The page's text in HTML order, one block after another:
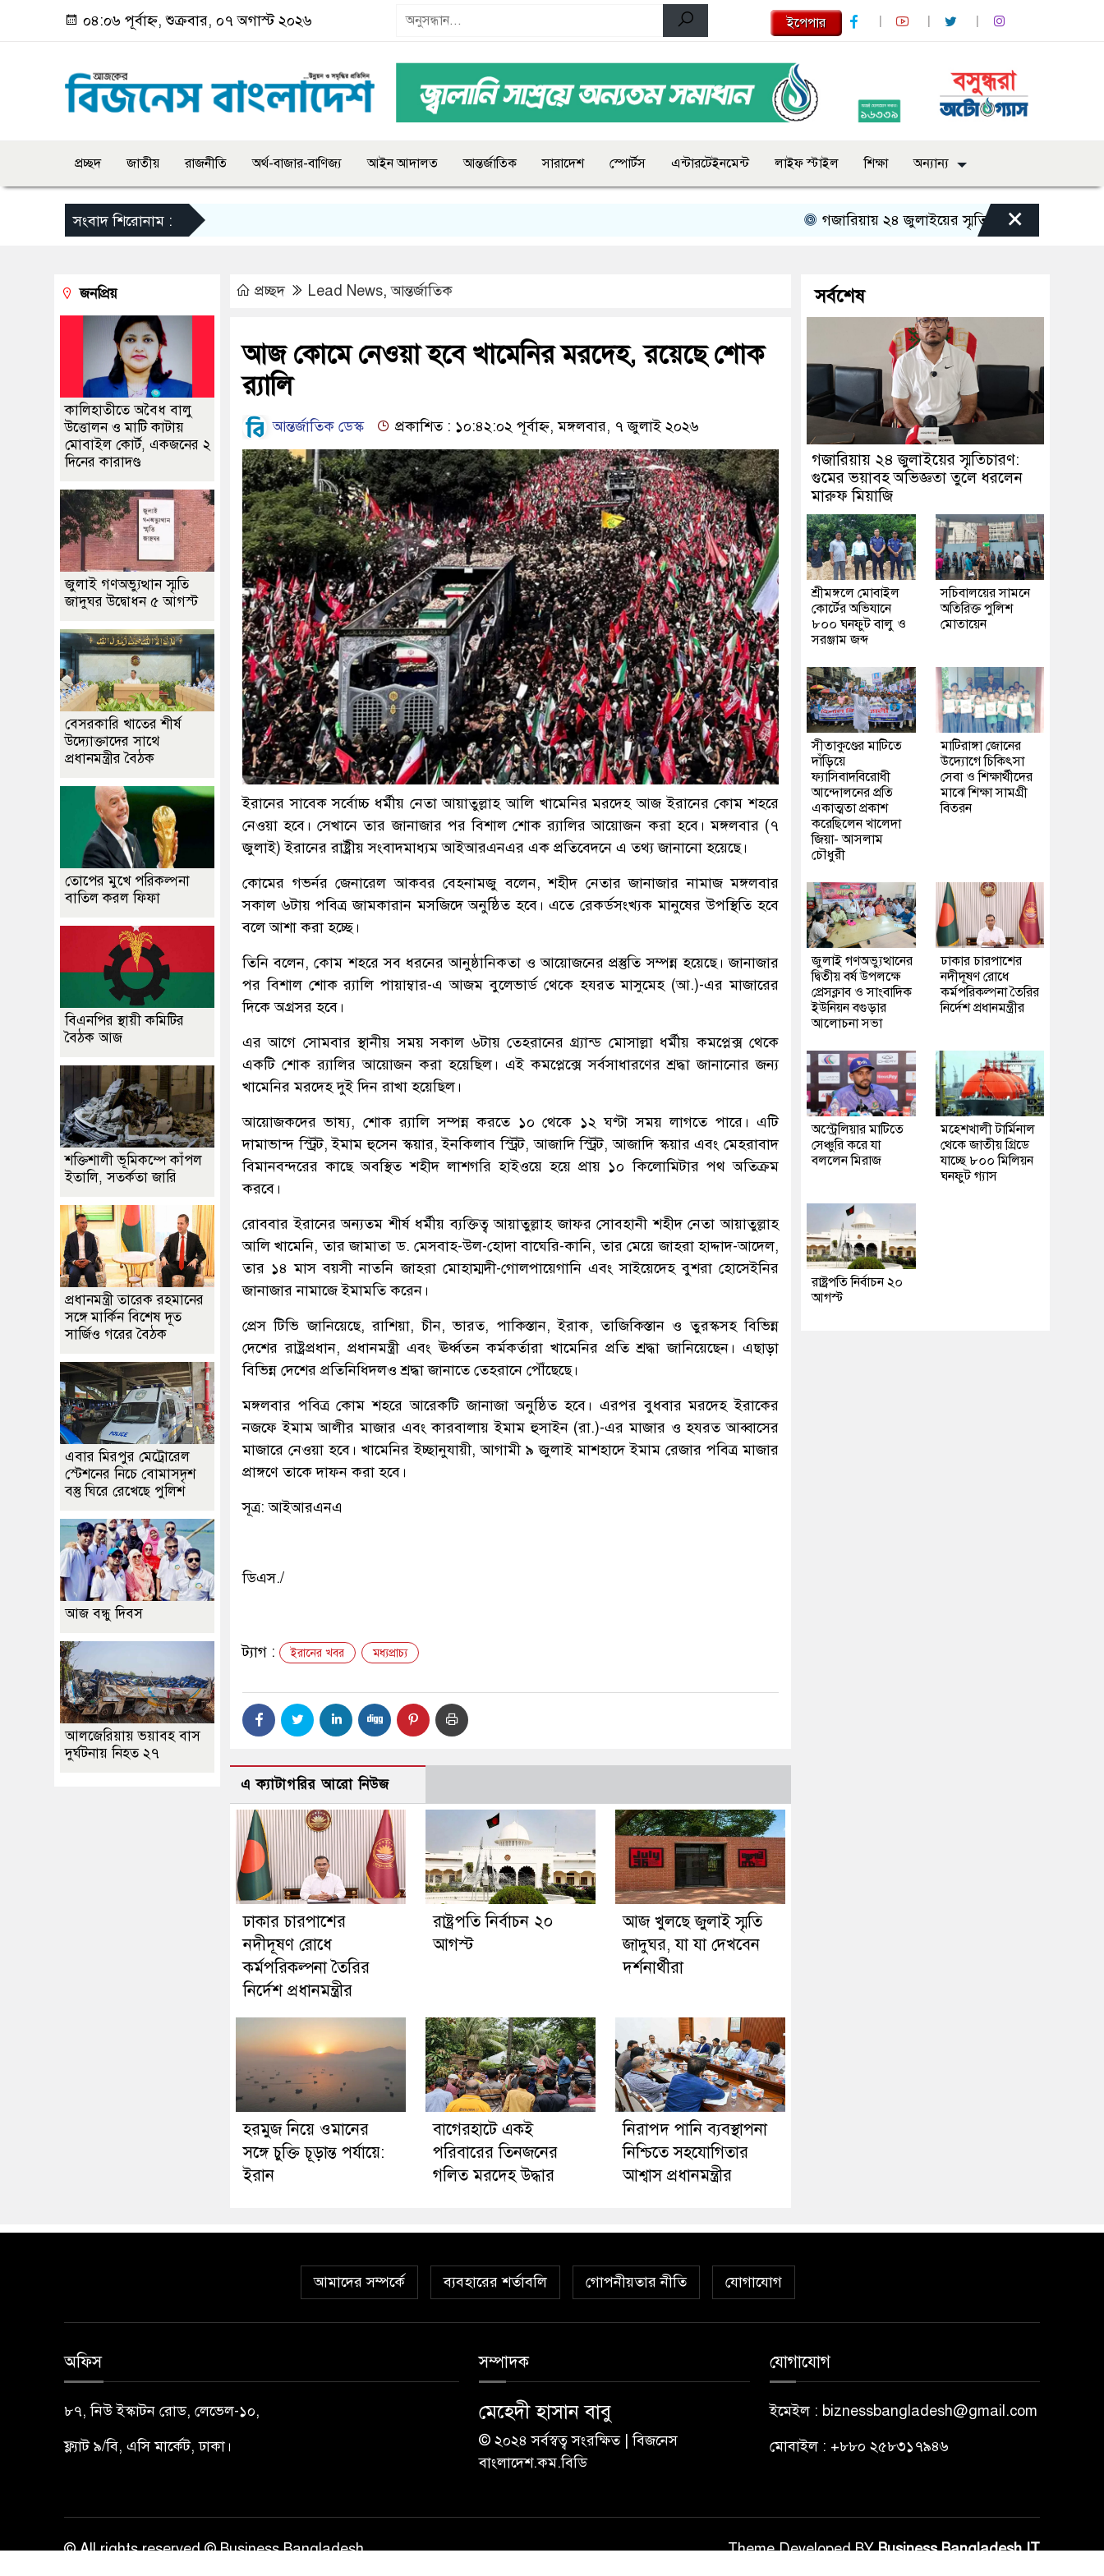
০৪:০৬ পূর্বাহ্ন, শুক্রবার, ০৭ অগাস্ট ২০২৬ ইপেপার
প্রচ্ছদ জাতীয় রাজনীতি অর্থ-বাজার-বাণিজ্য আইন আদালত আন্তর্জাতিক সারাদেশ স্পোর্টস এন্টারটেইনমেন্ট লাইফ স্টাইল শিক্ষা অন্যান্য
সংবাদ শিরোনাম : গজারিয়ায় ২৪ জুলাইয়ের স্মৃতিচারণ: গুমের ভয়াবহ
×
প্রচ্ছদ Lead News,আন্তর্জাতিক
আজ কোমে নেওয়া হবে খামেনির মরদেহ, রয়েছে শোক
র‍্যালি
আন্তর্জাতিক ডেস্ক প্রকাশিত : ১০:৪২:০২ পূর্বাহ্ন, মঙ্গলবার, ৭ জুলাই ২০২৬
ইরানের সাবেক সর্বোচ্চ ধর্মীয় নেতা আয়াতুল্লাহ আলি খামেনির মরদেহ আজ ইরানের কোম শহরে
নেওয়া হবে। সেখানে তার জানাজার পর বিশাল শোক র‍্যালির আয়োজন করা হবে। মঙ্গলবার (৭
জুলাই) ইরানের রাষ্ট্রীয় সংবাদমাধ্যম আইআরএনএর এক প্রতিবেদনে এ তথ্য জানানো হয়েছে।
কোমের গভর্নর জেনারেল আকবর বেহনামজু বলেন, শহীদ নেতার জানাজার নামাজ মঙ্গলবার
সকাল ৬টায় পবিত্র জামকারান মসজিদে অনুষ্ঠিত হবে। এতে রেকর্ডসংখ্যক মানুষের উপস্থিতি হবে
বলে আশা করা হচ্ছে।
তিনি বলেন, কোম শহরে সব ধরনের আনুষ্ঠানিকতা ও আয়োজনের প্রস্তুতি সম্পন্ন হয়েছে। জানাজার
পর বিশাল শোক র‍্যালি পায়াম্বার-এ আজম বুলেভার্ড থেকে হযরত মাসুমেহ (আ.)-এর মাজারের
দিকে অগ্রসর হবে।
এর আগে সোমবার স্থানীয় সময় সকাল ৬টায় তেহরানের গ্র্যান্ড মোসাল্লা ধর্মীয় কমপ্লেক্স থেকে
একটি শোক র‍্যালির আয়োজন করা হয়েছিল। এই কমপ্লেক্সে সর্বসাধারণের শ্রদ্ধা জানানোর জন্য
খামেনির মরদেহ দুই দিন রাখা হয়েছিল।
আয়োজকদের ভাষ্য, শোক র‍্যালি সম্পন্ন করতে ১০ থেকে ১২ ঘণ্টা সময় লাগতে পারে। এটি
দামাভান্দ স্ট্রিট, ইমাম হুসেন স্কয়ার, ইনকিলাব স্ট্রিট, আজাদি স্ট্রিট, আজাদি স্কয়ার এবং মেহরাবাদ
বিমানবন্দরের কাছে অবস্থিত শহীদ লাশগরি হাইওয়ে হয়ে প্রায় ১০ কিলোমিটার পথ অতিক্রম
করবে।
রোববার ইরানের অন্যতম শীর্ষ ধর্মীয় ব্যক্তিত্ব আয়াতুল্লাহ জাফর সোবহানী শহীদ নেতা আয়াতুল্লাহ
আলি খামেনি, তার জামাতা ড. মেসবাহ-উল-হোদা বাঘেরি-কানি, তার মেয়ে জাহরা হাদ্দাদ-আদেল,
তার ১৪ মাস বয়সী নাতনি জাহরা মোহাম্মদী-গোলপায়েগানি এবং সাইয়েদেহ বুশরা হোসেইনির
জানাজার নামাজে ইমামতি করেন।
প্রেস টিভি জানিয়েছে, রাশিয়া, চীন, ভারত, পাকিস্তান, ইরাক, তাজিকিস্তান ও তুরস্কসহ বিভিন্ন
দেশের রাষ্ট্রপ্রধান, প্রধানমন্ত্রী এবং ঊর্ধ্বতন কর্মকর্তারা খামেনির প্রতি শ্রদ্ধা জানিয়েছেন। এছাড়া
বিভিন্ন দেশের প্রতিনিধিদলও শ্রদ্ধা জানাতে তেহরানে পৌঁছেছে।
মঙ্গলবার পবিত্র কোম শহরে আরেকটি জানাজা অনুষ্ঠিত হবে। এরপর বুধবার মরদেহ ইরাকের
নজফে ইমাম আলীর মাজার এবং কারবালায় ইমাম হুসাইন (রা.)-এর মাজার ও হযরত আব্বাসের
মাজারে নেওয়া হবে। খামেনির ইচ্ছানুযায়ী, আগামী ৯ জুলাই মাশহাদে ইমাম রেজার পবিত্র মাজার
প্রাঙ্গণে তাকে দাফন করা হবে।
সূত্র: আইআরএনএ
ডিএস./
ট্যাগ : ইরানের খবর মধ্যপ্রাচ্য
এ ক্যাটাগরির আরো নিউজ
ঢাকার চারপাশের
নদীদূষণ রোধে
কর্মপরিকল্পনা তৈরির
নির্দেশ প্রধানমন্ত্রীর
রাষ্ট্রপতি নির্বাচন ২০
আগস্ট
আজ খুলছে জুলাই স্মৃতি
জাদুঘর, যা যা দেখবেন
দর্শনার্থীরা
হরমুজ নিয়ে ওমানের
সঙ্গে চুক্তি চূড়ান্ত পর্যায়ে:
ইরান
‎বাগেরহাটে একই
পরিবারের তিনজনের
গলিত মরদেহ উদ্ধার
নিরাপদ পানি ব্যবস্থাপনা
নিশ্চিতে সহযোগিতার
আশ্বাস প্রধানমন্ত্রীর
জনপ্রিয়
কালিহাতীতে অবৈধ বালু
উত্তোলন ও মাটি কাটায়
মোবাইল কোর্ট, একজনের ২
দিনের কারাদণ্ড
জুলাই গণঅভ্যুত্থান স্মৃতি
জাদুঘর উদ্বোধন ৫ আগস্ট
বেসরকারি খাতের শীর্ষ
উদ্যোক্তাদের সাথে
প্রধানমন্ত্রীর বৈঠক
তোপের মুখে পরিকল্পনা
বাতিল করল ফিফা
বিএনপির স্থায়ী কমিটির
বৈঠক আজ
শক্তিশালী ভূমিকম্পে কাঁপল
ইতালি, সতর্কতা জারি
প্রধানমন্ত্রী তারেক রহমানের
সঙ্গে মার্কিন বিশেষ দূত
সার্জিও গরের বৈঠক
এবার মিরপুর মেট্রোরেল
স্টেশনের নিচে বোমাসদৃশ
বস্তু ঘিরে রেখেছে পুলিশ
আজ বন্ধু দিবস
আলজেরিয়ায় ভয়াবহ বাস
দুর্ঘটনায় নিহত ২৭
সর্বশেষ
গজারিয়ায় ২৪ জুলাইয়ের স্মৃতিচারণ:
গুমের ভয়াবহ অভিজ্ঞতা তুলে ধরলেন
মারুফ মিয়াজি
শ্রীমঙ্গলে মোবাইল
কোর্টের অভিযানে
৮০০ ঘনফুট বালু ও
সরঞ্জাম জব্দ
সচিবালয়ের সামনে
অতিরিক্ত পুলিশ
মোতায়েন
সীতাকুণ্ডের মাটিতে
দাঁড়িয়ে
ফ্যাসিবাদবিরোধী
আন্দোলনের প্রতি
একাত্মতা প্রকাশ
করেছিলেন খালেদা
জিয়া- আসলাম
চৌধুরী
মাটিরাঙ্গা জোনের
উদ্যোগে চিকিৎসা
সেবা ও শিক্ষার্থীদের
মাঝে শিক্ষা সামগ্রী
বিতরন
জুলাই গণঅভ্যুত্থানের
দ্বিতীয় বর্ষ উপলক্ষে
প্রেসক্লাব ও সাংবাদিক
ইউনিয়ন বগুড়ার
আলোচনা সভা
ঢাকার চারপাশের
নদীদূষণ রোধে
কর্মপরিকল্পনা তৈরির
নির্দেশ প্রধানমন্ত্রীর
অস্ট্রেলিয়ার মাটিতে
সেঞ্চুরি করে যা
বললেন মিরাজ
মহেশখালী টার্মিনাল
থেকে জাতীয় গ্রিডে
যাচ্ছে ৮০০ মিলিয়ন
ঘনফুট গ্যাস
রাষ্ট্রপতি নির্বাচন ২০
আগস্ট
আমাদের সম্পর্কে ব্যবহারের শর্তাবলি গোপনীয়তার নীতি যোগাযোগ
অফিস
৮৭, নিউ ইস্কাটন রোড, লেভেল-১০,
ফ্ল্যাট ৯/বি, এসি মার্কেট, ঢাকা।
সম্পাদক
মেহেদী হাসান বাবু
© ২০২৪ সর্বস্বত্ব সংরক্ষিত | বিজনেস
বাংলাদেশ.কম.বিডি
যোগাযোগ
ইমেইল : biznessbangladesh@gmail.com
মোবাইল : +৮৮০ ২৫৮৩১৭৯৪৬
© All rights reserved © Business Bangladesh Theme Developed BYBusiness Bangladesh IT